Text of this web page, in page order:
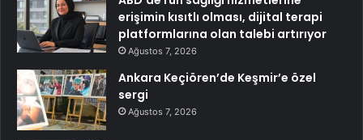
erişimin kısıtlı olması, dijital terapi
platformlarına olan talebi artırıyor
Ağustos 7, 2026
Ankara Keçiören’de Keşmir’e özel
sergi
Ağustos 7, 2026